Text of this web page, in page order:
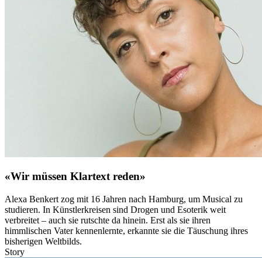
«Wir müssen Klartext reden»
Alexa Benkert zog mit 16 Jahren nach Hamburg, um Musical zu
studieren. In Künstlerkreisen sind Drogen und Esoterik weit
verbreitet – auch sie rutschte da hinein. Erst als sie ihren
himmlischen Vater kennenlernte, erkannte sie die Täuschung ihres
bisherigen Weltbilds.
Story